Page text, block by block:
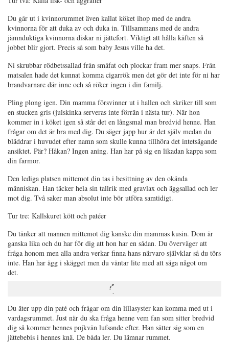
Du går ut i kvinnorummet även kallat köket ihop med de andra
kvinnorna för att duka av och duka in. Tillsammans med de andra
jämnduktiga kvinnorna diskar ni jättefort. Viktigt att hålla käften så
jobbet blir gjort. Precis så som baby Jesus ville ha det.
Ni skrubbar rödbetssallad från småfat och plockar fram mer snaps. Från
matsalen hade det kunnat komma cigarrök men det gör det inte för ni har
brandvarnare där inne och så röker ingen i din familj.
Pling plong igen. Din mamma försvinner ut i hallen och skriker till som
en stucken gris (julskinka serveras inte förrän i nästa tur). När hon
kommer in i köket igen så står det en långsmal man bredvid henne. Han
frågar om det är bra med dig. Du säger japp hur är det själv medan du
bläddrar i huvudet efter namn som skulle kunna tillhöra det intetsägande
ansiktet. Pär? Håkan? Ingen aning. Han har på sig en likadan kappa som
din farmor.
Den lediga platsen mittemot din tas i besittning av den okända
människan. Han täcker hela sin tallrik med gravlax och äggsallad och ler
mot dig. Två saker man absolut inte bör utföra samtidigt.
Tur tre: Kallskuret kött och patéer
Du tänker att mannen mittemot dig kanske din mammas kusin. Dom är
ganska lika och du har för dig att hon har en sådan. Du överväger att
fråga honom men alla andra verkar finna hans närvaro självklar så du törs
inte. Han har ägg i skägget men du väntar lite med att säga något om
det.
Du äter upp din paté och frågar om din lillasyster kan komma med ut i
vardagsrummet. Just när du ska fråga henne vem fan som sitter bredvid
dig så kommer hennes pojkvän lufsande efter. Han sätter sig som en
jättebebis i hennes knä. De båda ler. Du lämnar rummet.